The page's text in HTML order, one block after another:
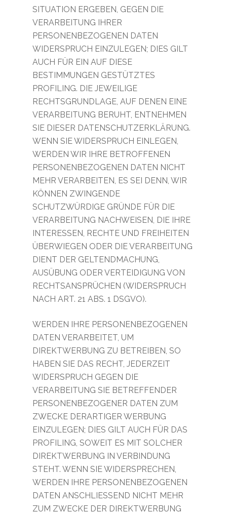
SITUATION ERGEBEN, GEGEN DIE
VERARBEITUNG IHRER
PERSONENBEZOGENEN DATEN
WIDERSPRUCH EINZULEGEN; DIES GILT
AUCH FÜR EIN AUF DIESE
BESTIMMUNGEN GESTÜTZTES
PROFILING. DIE JEWEILIGE
RECHTSGRUNDLAGE, AUF DENEN EINE
VERARBEITUNG BERUHT, ENTNEHMEN
SIE DIESER DATENSCHUTZERKLÄRUNG.
WENN SIE WIDERSPRUCH EINLEGEN,
WERDEN WIR IHRE BETROFFENEN
PERSONENBEZOGENEN DATEN NICHT
MEHR VERARBEITEN, ES SEI DENN, WIR
KÖNNEN ZWINGENDE
SCHUTZWÜRDIGE GRÜNDE FÜR DIE
VERARBEITUNG NACHWEISEN, DIE IHRE
INTERESSEN, RECHTE UND FREIHEITEN
ÜBERWIEGEN ODER DIE VERARBEITUNG
DIENT DER GELTENDMACHUNG,
AUSÜBUNG ODER VERTEIDIGUNG VON
RECHTSANSPRÜCHEN (WIDERSPRUCH
NACH ART. 21 ABS. 1 DSGVO).
WERDEN IHRE PERSONENBEZOGENEN
DATEN VERARBEITET, UM
DIREKTWERBUNG ZU BETREIBEN, SO
HABEN SIE DAS RECHT, JEDERZEIT
WIDERSPRUCH GEGEN DIE
VERARBEITUNG SIE BETREFFENDER
PERSONENBEZOGENER DATEN ZUM
ZWECKE DERARTIGER WERBUNG
EINZULEGEN; DIES GILT AUCH FÜR DAS
PROFILING, SOWEIT ES MIT SOLCHER
DIREKTWERBUNG IN VERBINDUNG
STEHT. WENN SIE WIDERSPRECHEN,
WERDEN IHRE PERSONENBEZOGENEN
DATEN ANSCHLIESSEND NICHT MEHR
ZUM ZWECKE DER DIREKTWERBUNG